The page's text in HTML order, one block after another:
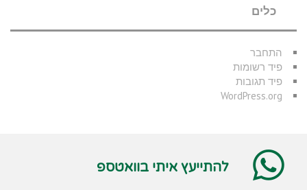
כלים
התחבר
פיד רשומות
פיד תגובות
WordPress.org
להתייעץ איתי בוואטספ